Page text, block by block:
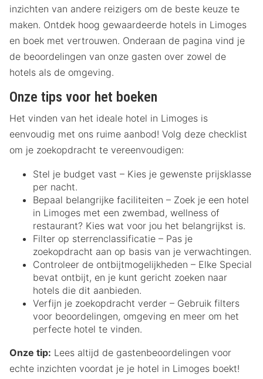
inzichten van andere reizigers om de beste keuze te
maken. Ontdek hoog gewaardeerde hotels in Limoges
en boek met vertrouwen. Onderaan de pagina vind je
de beoordelingen van onze gasten over zowel de
hotels als de omgeving.
Onze tips voor het boeken
Het vinden van het ideale hotel in Limoges is
eenvoudig met ons ruime aanbod! Volg deze checklist
om je zoekopdracht te vereenvoudigen:
Stel je budget vast – Kies je gewenste prijsklasse
per nacht.
Bepaal belangrijke faciliteiten – Zoek je een hotel
in Limoges met een zwembad, wellness of
restaurant? Kies wat voor jou het belangrijkst is.
Filter op sterrenclassificatie – Pas je
zoekopdracht aan op basis van je verwachtingen.
Controleer de ontbijtmogelijkheden – Elke Special
bevat ontbijt, en je kunt gericht zoeken naar
hotels die dit aanbieden.
Verfijn je zoekopdracht verder – Gebruik filters
voor beoordelingen, omgeving en meer om het
perfecte hotel te vinden.
Onze tip: Lees altijd de gastenbeoordelingen voor
echte inzichten voordat je je hotel in Limoges boekt!